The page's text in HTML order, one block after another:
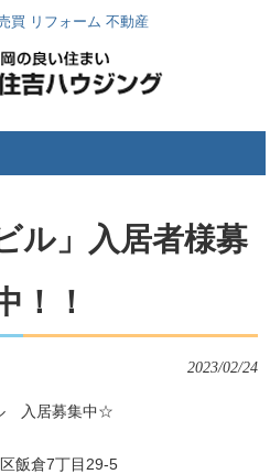
買 リフォーム 不動産
ル」入居者様募
！！
2023/02/24
入居募集中☆
飯倉7丁目29-5